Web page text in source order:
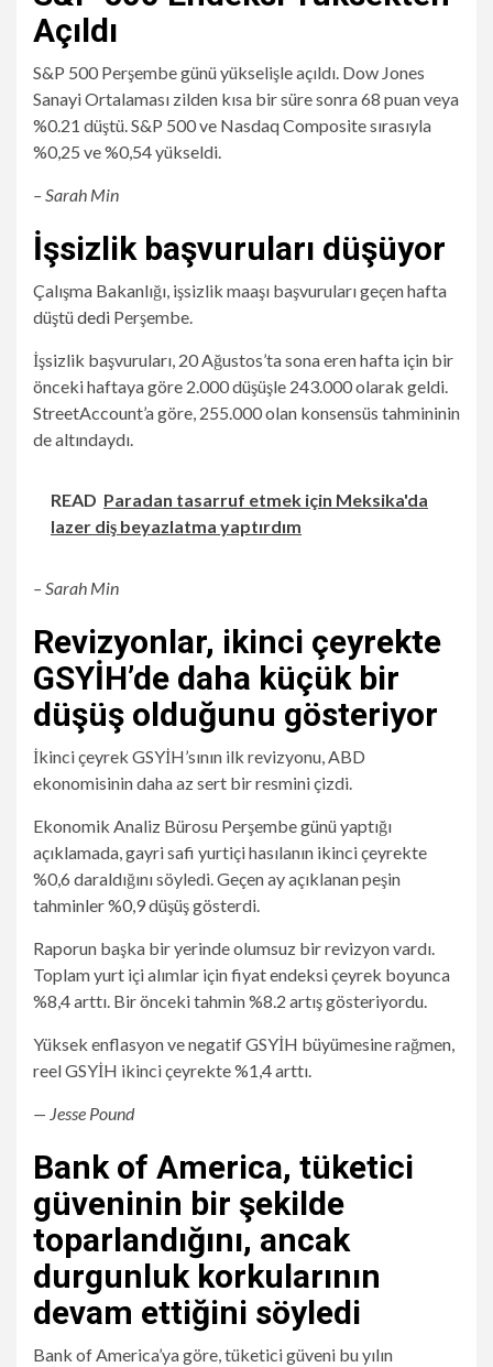
Açıldı
S&P 500 Perşembe günü yükselişle açıldı. Dow Jones
Sanayi Ortalaması zilden kısa bir süre sonra 68 puan veya
%0.21 düştü. S&P 500 ve Nasdaq Composite sırasıyla
%0,25 ve %0,54 yükseldi.
– Sarah Min
İşsizlik başvuruları düşüyor
Çalışma Bakanlığı, işsizlik maaşı başvuruları geçen hafta
düştüdedi Perşembe.
İşsizlik başvuruları, 20 Ağustos’ta sona eren hafta için bir
önceki haftaya göre 2.000 düşüşle 243.000 olarak geldi.
StreetAccount’a göre, 255.000 olan konsensüs tahmininin
de altındaydı.
READ Paradan tasarruf etmek için Meksika'da
lazer diş beyazlatma yaptırdım
– Sarah Min
Revizyonlar, ikinci çeyrekte
GSYİH’de daha küçük bir
düşüş olduğunu gösteriyor
İkinci çeyrek GSYİH’sının ilk revizyonu, ABD
ekonomisinin daha az sert bir resmini çizdi.
Ekonomik Analiz Bürosu Perşembe günü yaptığı
açıklamada, gayri safi yurtiçi hasılanın ikinci çeyrekte
%0,6 daraldığını söyledi. Geçen ay açıklanan peşin
tahminler %0,9 düşüş gösterdi.
Raporun başka bir yerinde olumsuz bir revizyon vardı.
Toplam yurt içi alımlar için fiyat endeksi çeyrek boyunca
%8,4 arttı. Bir önceki tahmin %8.2 artış gösteriyordu.
Yüksek enflasyon ve negatif GSYİH büyümesine rağmen,
reel GSYİH ikinci çeyrekte %1,4 arttı.
— Jesse Pound
Bank of America, tüketici
güveninin bir şekilde
toparlandığını, ancak
durgunluk korkularının
devam ettiğini söyledi
Bank of America’ya göre, tüketici güveni bu yılın